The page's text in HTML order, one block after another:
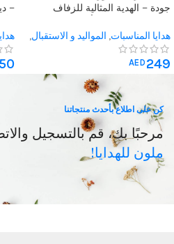
جودة – الهدية المثالية للزفاف
شخصية لمناسباتك
هدايا المناسبات, المواليد و الاستقبال,
هدايا الزفاف
AED 249
–
كن على اطلاع بأحدث منتجاتنا
مرحبًا بك، قم بالتسجيل
ملون للهدايا!